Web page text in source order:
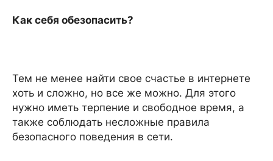
Как себя обезопасить?
Тем не менее найти свое счастье в интернете
хоть и сложно, но все же можно. Для этого
нужно иметь терпение и свободное время, а
также соблюдать несложные правила
безопасного поведения в сети.